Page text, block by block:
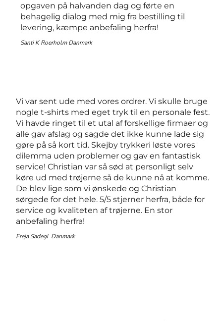
opgaven på halvanden dag og førte en
behagelig dialog med mig fra bestilling til
levering, kæmpe anbefaling herfra!
Santi K Roerholm Danmark
Vi var sent ude med vores ordrer. Vi skulle bruge
nogle t-shirts med eget tryk til en personale fest.
Vi havde ringet til et utal af forskellige firmaer og
alle gav afslag og sagde det ikke kunne lade sig
gøre på så kort tid. Skejby trykkeri løste vores
dilemma uden problemer og gav en fantastisk
service! Christian var så sød at personligt selv
køre ud med trøjerne så de kunne nå at komme.
De blev lige som vi ønskede og Christian
sørgede for det hele. 5/5 stjerner herfra, både for
service og kvaliteten af trøjerne. En stor
anbefaling herfra!
Freja Sadegi Danmark